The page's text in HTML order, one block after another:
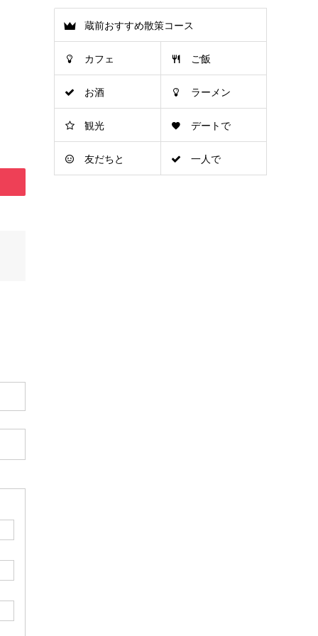
蔵前おすすめ散策コース
カフェ ご飯
お酒 ラーメン
観光 デートで
友だちと 一人で